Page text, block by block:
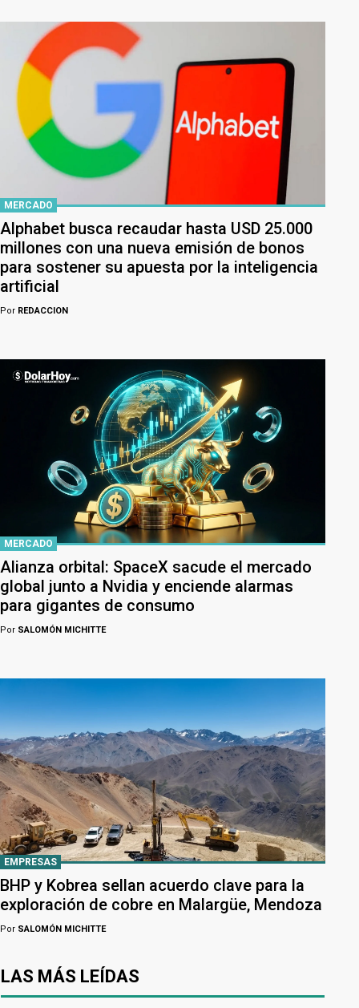
MERCADO
Alphabet busca recaudar hasta USD 25.000
millones con una nueva emisión de bonos
para sostener su apuesta por la inteligencia
artificial
Por REDACCION
MERCADO
Alianza orbital: SpaceX sacude el mercado
global junto a Nvidia y enciende alarmas
para gigantes de consumo
Por SALOMÓN MICHITTE
EMPRESAS
BHP y Kobrea sellan acuerdo clave para la
exploración de cobre en Malargüe, Mendoza
Por SALOMÓN MICHITTE
LAS MÁS LEÍDAS